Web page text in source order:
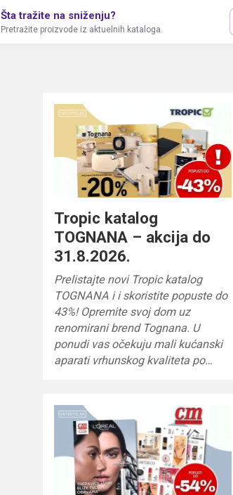
Šta tražite na sniženju?
Pretražite proizvode iz aktuelnih kataloga.
Tropic katalog
TOGNANA – akcija do
31.8.2026.
Prelistajte novi Tropic katalog
TOGNANA i i skoristite popuste do
43%! Opremite svoj dom uz
renomirani brend Tognana. U
ponudi vas očekuju mali kućanski
aparati vrhunskog kvaliteta po…